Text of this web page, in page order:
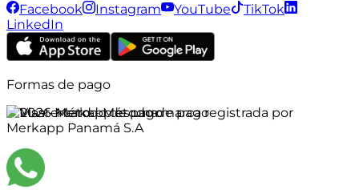
Facebook
Instagram YouTube
TikTok
LinkedIn
Formas de pago
©2026Merkapp es una marca registrada por
Merkapp Panamá S.A